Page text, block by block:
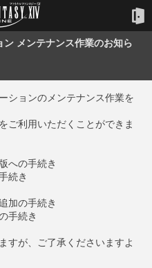
ン メンテナンス作業のお知ら
ションのメンテナンス作業を
ご利用いただくことができま
への手続き
続き
加の手続き
手続き
すが、ご了承くださいますよ